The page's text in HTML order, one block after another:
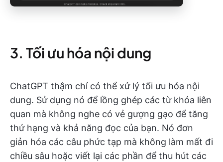
3. Tối ưu hóa nội dung
ChatGPT thậm chí có thể xử lý tối ưu hóa nội
dung. Sử dụng nó để lồng ghép các từ khóa liên
quan mà không nghe có vẻ gượng gạo để tăng
thứ hạng và khả năng đọc của bạn. Nó đơn
giản hóa các câu phức tạp mà không làm mất đi
chiều sâu hoặc viết lại các phần để thu hút các